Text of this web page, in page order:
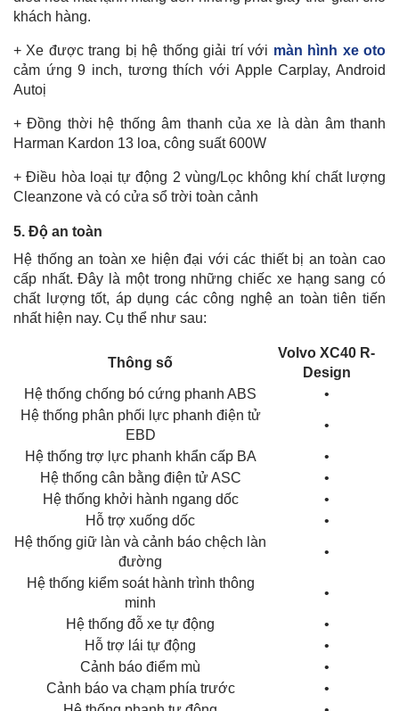
khách hàng.
+ Xe được trang bị hệ thống giải trí với màn hình xe oto
cảm ứng 9 inch, tương thích với Apple Carplay, Android
Autoị
+ Đồng thời hệ thống âm thanh của xe là dàn âm thanh
Harman Kardon 13 loa, công suất 600W
+ Điều hòa loại tự động 2 vùng/Lọc không khí chất lượng
Cleanzone và có cửa sổ trời toàn cảnh
5. Độ an toàn
Hệ thống an toàn xe hiện đại với các thiết bị an toàn cao
cấp nhất. Đây là một trong những chiếc xe hạng sang có
chất lượng tốt, áp dụng các công nghệ an toàn tiên tiến
nhất hiện nay. Cụ thể như sau:
Thông số
Volvo XC40 R-
Design
Hệ thống chống bó cứng phanh ABS
•
Hệ thống phân phối lực phanh điện tử
EBD
•
Hệ thống trợ lực phanh khẩn cấp BA
•
Hệ thống cân bằng điện tử ASC
•
Hệ thống khởi hành ngang dốc
•
Hỗ trợ xuống dốc
•
Hệ thống giữ làn và cảnh báo chệch làn
đường
•
Hệ thống kiểm soát hành trình thông
minh
•
Hệ thống đỗ xe tự động
•
Hỗ trợ lái tự động
•
Cảnh báo điểm mù
•
Cảnh báo va chạm phía trước
•